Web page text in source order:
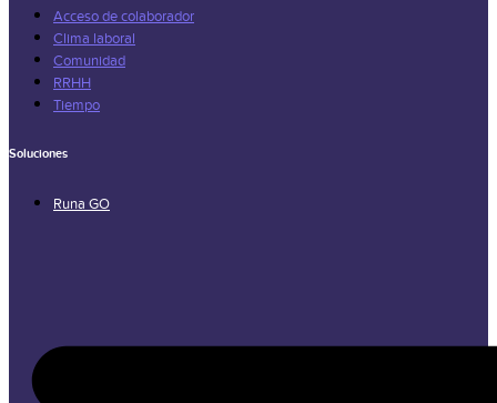
Acceso de colaborador
Clima laboral
Comunidad
RRHH
Tiempo
Soluciones
Runa GO